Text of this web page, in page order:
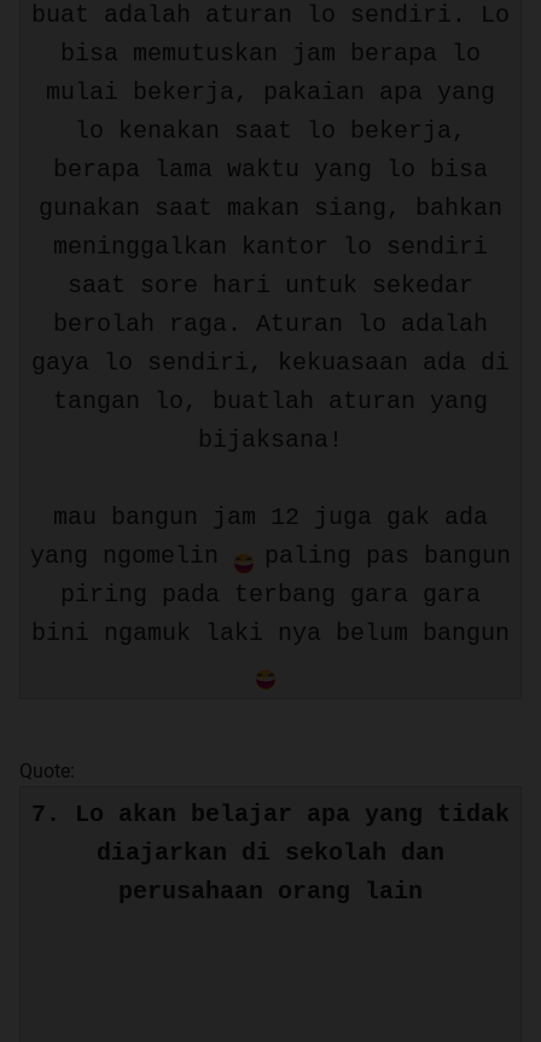
buat adalah aturan lo sendiri. Lo
bisa memutuskan jam berapa lo
mulai bekerja, pakaian apa yang
lo kenakan saat lo bekerja,
berapa lama waktu yang lo bisa
gunakan saat makan siang, bahkan
meninggalkan kantor lo sendiri
saat sore hari untuk sekedar
berolah raga. Aturan lo adalah
gaya lo sendiri, kekuasaan ada di
tangan lo, buatlah aturan yang
bijaksana!
mau bangun jam 12 juga gak ada
yang ngomelin
paling pas bangun
piring pada terbang gara gara
bini ngamuk laki nya belum bangun
Quote:
7. Lo akan belajar apa yang tidak
diajarkan di sekolah dan
perusahaan orang lain